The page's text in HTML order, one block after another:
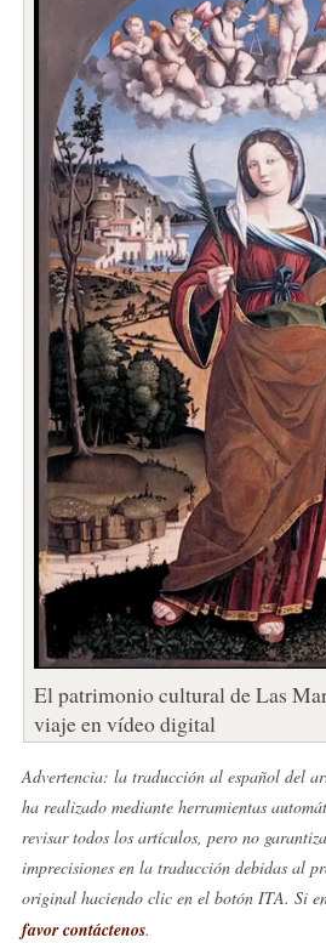
El patrimonio cultural de Las
viaje en vídeo digital
Advertencia: la traducción al español del
ha realizado mediante herramientas
revisar todos los artículos, pero no
imprecisiones en la traducción debidas al
original haciendo clic en el botón ITA. Si
favor contáctenos.